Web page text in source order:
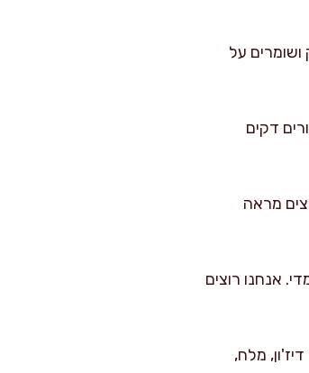
דק ושומרים על
דקים
מראה
אנחנו רוצים
מלח,